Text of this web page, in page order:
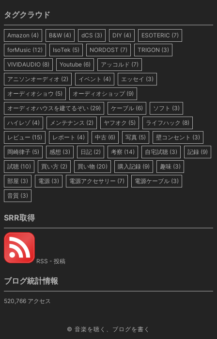
タグクラウド
Amazon (4) B&W (4) dCS (3) DIY (4) ESOTERIC (7)
forMusic (12) IsoTek (5) NORDOST (7) TRIGON (3)
VIVIDAUDIO (8) Youtube (6) アッコルド (7)
アニソンオーディオ (2) イベント (4) エッセイ (3)
オーディオショウ (5) オーディオショップ(9)
オーディオハウスを建てるぞい (29) ケーブル (6) ソフト (3)
ハイレゾ (4) メンテナンス (2) ヤフオク (5) ライフハック (8)
レビュー (15) レポート (4) 中古 (6) 写真 (5) 壁コンセント (3)
岡崎律子 (5) 感想 (3) 日記 (2) 考察 (14) 自宅試聴 (3) 記録 (9)
試聴 (10) 買い方 (2) 買い物 (20) 購入記録 (9) 趣味 (3)
部屋 (3) 電源 (3) 電源アクセサリー (7) 電源ケーブル (3)
音質 (3)
SRR取得
RSS - 投稿
ブログ統計情報
520,766 アクセス
© 音楽を聴く、ブログを書く